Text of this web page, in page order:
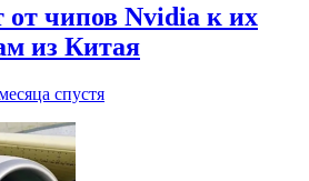
от чипов Nvidia к их
из Китая
спустя